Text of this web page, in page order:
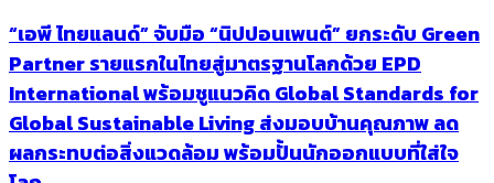
“เอพี ไทยแลนด์” จับมือ “นิปปอนเพนต์” ยกระดับ Green
Partner รายแรกในไทยสู่มาตรฐานโลกด้วย EPD
International พร้อมชูแนวคิด Global Standards for
Global Sustainable Living ส่งมอบบ้านคุณภาพ ลด
ผลกระทบต่อสิ่งแวดล้อม พร้อมปั้นนักออกแบบที่ใส่ใจ